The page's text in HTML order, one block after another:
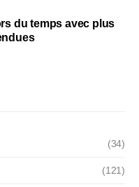
du temps avec plus
(34)
(121)